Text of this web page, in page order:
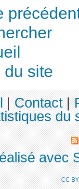
du site
|Contact|
du
avec
CC